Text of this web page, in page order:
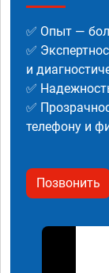
✅ Опыт —
✅
и
✅
✅
телефону и
Позвонить